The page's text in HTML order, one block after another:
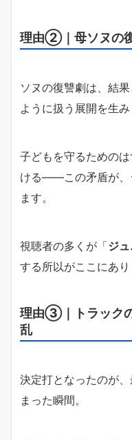
理由②｜母ソヌの
ソヌの復讐劇は、結
ように扱う展開を生み
子どもを守るための
ける——この矛盾が、
ます。
視聴者の多くが「ジ
する所以がここにあり
理由③｜トラック
乱
決定打となったのが
まった瞬間。